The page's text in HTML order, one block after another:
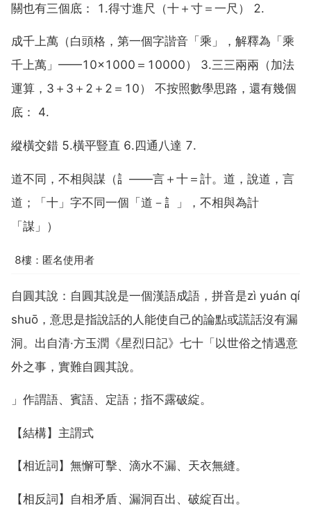
關也有三個底： 1.得寸進尺（十＋寸＝一尺） 2.
成千上萬（白頭格，第一個字諧音「乘」，解釋為「乘
千上萬」——10×1000＝10000） 3.三三兩兩（加法
運算，3＋3＋2＋2＝10） 不按照數學思路，還有幾個
底： 4.
縱橫交錯 5.橫平豎直 6.四通八達 7.
道不同，不相與謀（訁——言＋十＝計。道，說道，言
道；「十」字不同一個「道－訁」，不相與為計
「謀」）
8樓：匿名使用者
自圓其說：自圓其說是一個漢語成語，拼音是zì yuán qí
shuō，意思是指說話的人能使自己的論點或謊話沒有漏
洞。出自清·方玉潤《星烈日記》七十「以世俗之情遇意
外之事，實難自圓其說。
」作謂語、賓語、定語；指不露破綻。
【結構】主謂式
【相近詞】無懈可擊、滴水不漏、天衣無縫。
【相反詞】自相矛盾、漏洞百出、破綻百出。